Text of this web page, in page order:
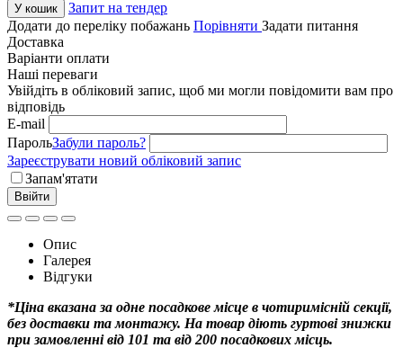
У кошик
Запит на тендер
Додати до переліку побажань Порівняти Задати питання
Доставка
Варіанти оплати
Наші переваги
Увійдіть в обліковий запис, щоб ми могли повідомити вам про
відповідь
E-mail
ПарольЗабули пароль?
Зареєструвати новий обліковий запис
Запам'ятати
Ввійти
Опис
Галерея
Відгуки
*Ціна вказана за одне посадкове місце в чотиримісній секції,
без доставки та монтажу. На товар діють гуртові знижки
при замовленні від 101 та від 200 посадкових місць.